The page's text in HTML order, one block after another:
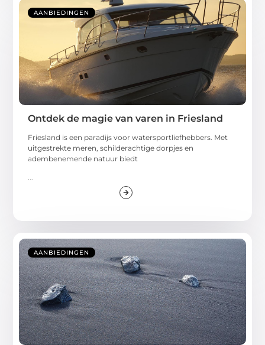
AANBIEDINGEN
Ontdek de magie van varen in Friesland
Friesland is een paradijs voor watersportliefhebbers. Met
uitgestrekte meren, schilderachtige dorpjes en
adembenemende natuur biedt
...
AANBIEDINGEN